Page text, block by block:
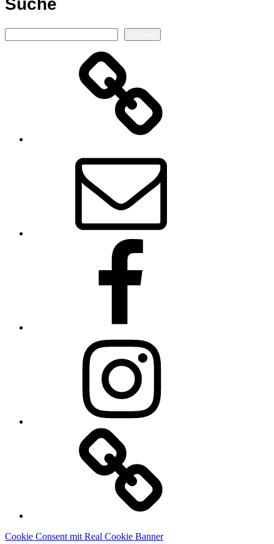
Suche
Cookie Consent mit Real Cookie Banner